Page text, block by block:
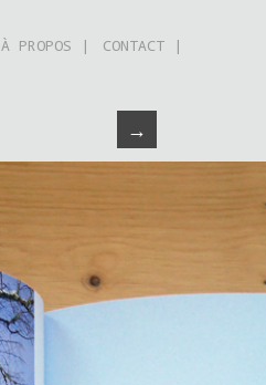
À PROPOS | CONTACT |
→